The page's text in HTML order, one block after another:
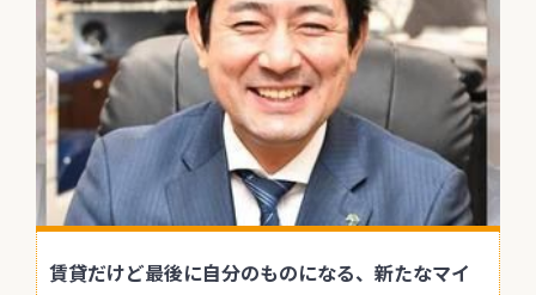
賃貸だけど最後に自分のものになる、新たなマイ